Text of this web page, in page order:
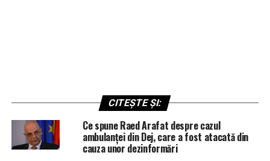
CITEȘTE ȘI:
Ce spune Raed Arafat despre cazul
ambulanței din Dej, care a fost atacată din
cauza unor dezinformări